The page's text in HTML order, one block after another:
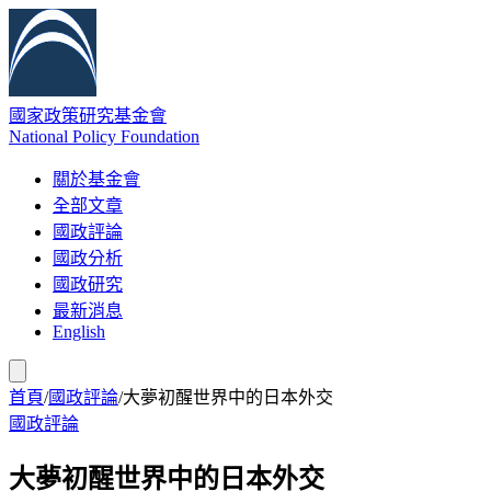
國家政策研究基金會
National Policy Foundation
關於基金會
全部文章
國政評論
國政分析
國政研究
最新消息
English
首頁/國政評論/大夢初醒世界中的日本外交
國政評論
大夢初醒世界中的日本外交